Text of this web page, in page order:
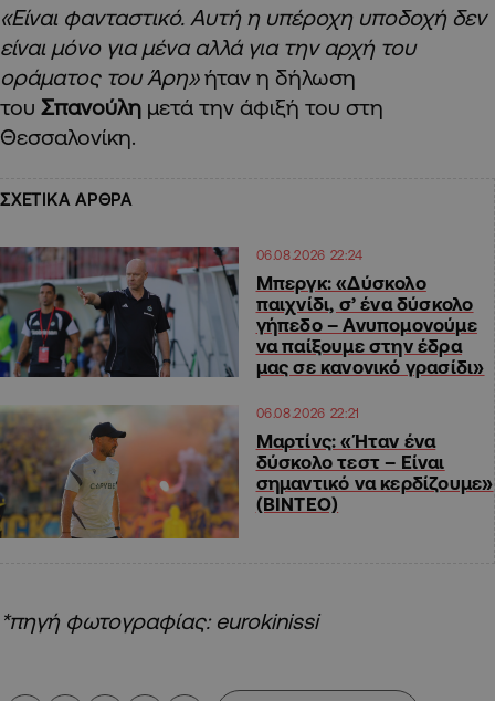
«Είναι φανταστικό. Αυτή η υπέροχη υποδοχή δεν
είναι μόνο για μένα αλλά για την αρχή του
οράματος του Άρη»ήταν η δήλωση
του Σπανούλη μετά την άφιξή του στη
Θεσσαλονίκη.
ΣΧΕΤΙΚΑ ΑΡΘΡΑ
06.08.2026 22:24
Μπεργκ: «Δύσκολο
παιχνίδι, σ’ ένα δύσκολο
γήπεδο – Ανυπομονούμε
να παίξουμε στην έδρα
μας σε κανονικό γρασίδι»
06.08.2026 22:21
Μαρτίνς: «Ήταν ένα
δύσκολο τεστ – Είναι
σημαντικό να κερδίζουμε»
(ΒΙΝΤΕΟ)
*πηγή φωτογραφίας: eurokinissi